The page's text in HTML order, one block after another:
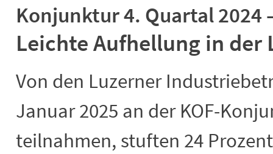
Konjunktur 4. Quartal 2024
Leichte Aufhellung in der
Von den Luzerner
Januar 2025 an der KOF-
teilnahmen, stuften 24